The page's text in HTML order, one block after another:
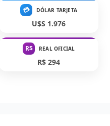
💳 DÓLAR TARJETA
U$S 1.976
R$ REAL OFICIAL
R$ 294